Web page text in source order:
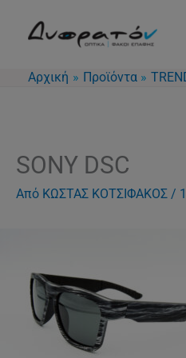
Αρχική
Προϊόντα
SONY DSC
Από ΚΩΣΤΑΣ ΚΟΤΣΙΦΑΚΟΣ /